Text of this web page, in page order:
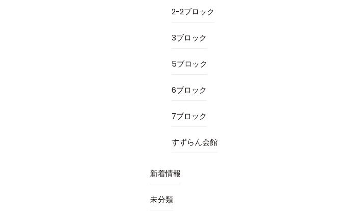
2-2ブロック
3ブロック
5ブロック
6ブロック
7ブロック
すずらん会館
新着情報
未分類